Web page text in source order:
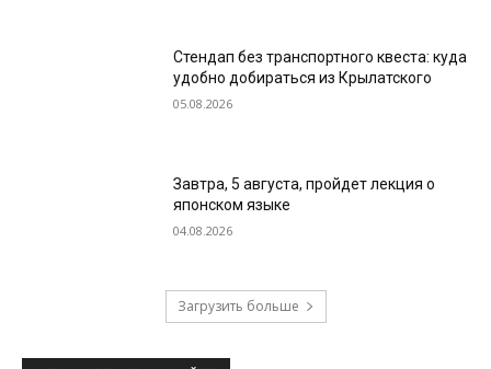
Стендап без транспортного квеста: куда
удобно добираться из Крылатского
05.08.2026
Завтра, 5 августа, пройдет лекция о
японском языке
04.08.2026
Загрузить больше